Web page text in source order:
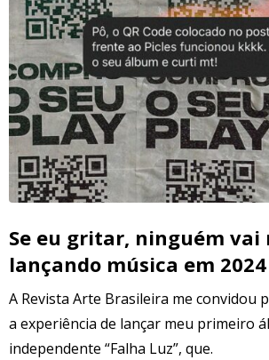
Se eu gritar, ninguém vai
lançando música em 2024
A Revista Arte Brasileira me convidou
a experiência de lançar meu primeiro
independente “Falha Luz”, que.